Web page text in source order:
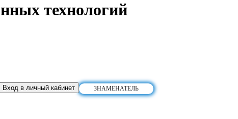
технологий
ЗНАМЕНАТЕЛЬ
Вход в личный кабинет